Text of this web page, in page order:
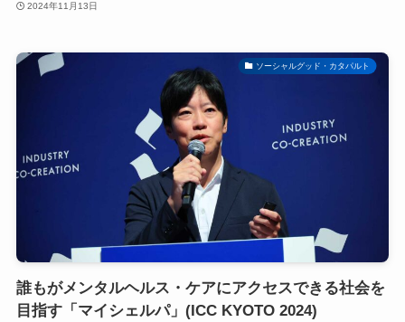
2024年11月13日
ソーシャルグッド・カタパルト
誰もがメンタルヘルス・ケアにアクセスできる社会を
目指す「マイシェルパ」(ICC KYOTO 2024)